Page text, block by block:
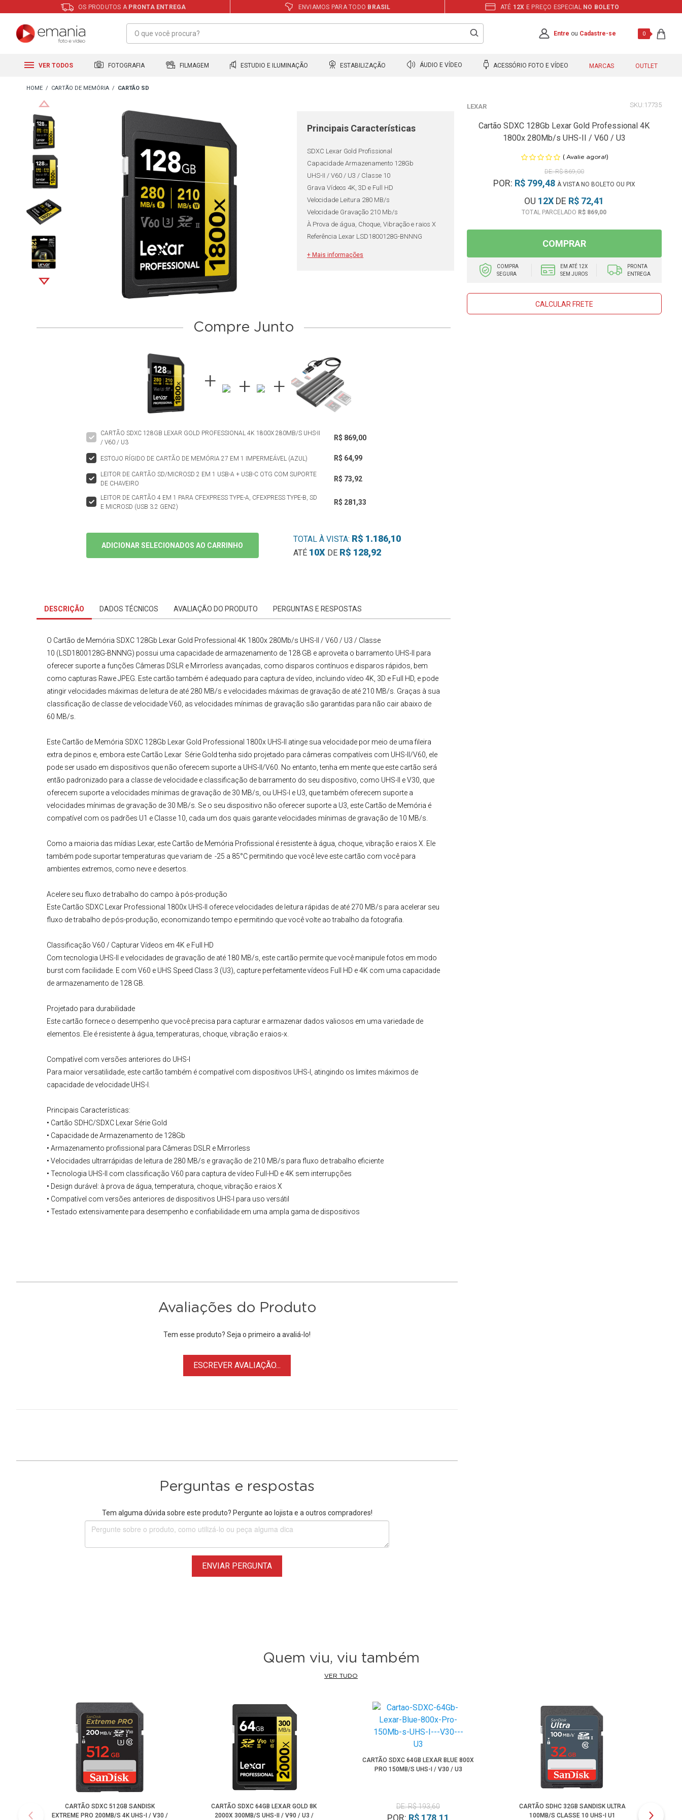
OS PRODUTOS A PRONTA ENTREGA ENVIAMOS PARA TODO BRASIL ATÉ 12X E PREÇO ESPECIAL NO BOLETO
Entre ou Cadastre-se 0
VER TODOS FOTOGRAFIA FILMAGEM ESTUDIO E ILUMINAÇÃO ESTABILIZAÇÃO ÁUDIO E VÍDEO ACESSÓRIO FOTO E VÍDEO MARCAS OUTLET
CARTÃO DE MEMÓRIA CARTÃO SD
Principais Características
SDXC Lexar Gold Profissional
Capacidade Armazenamento 128Gb
UHS-II / V60 / U3 / Classe 10
Grava Vídeos 4K, 3D e Full HD
Velocidade Leitura 280 MB/s
Velocidade Gravação 210 Mb/s
À Prova de água, Choque, Vibração e raios X
Referência Lexar LSD1800128G-BNNNG
+ Mais informações
LEXAR 17735
Cartão SDXC 128Gb Lexar Gold Professional 4K
1800x 280Mb/s UHS-II / V60 / U3
( Avalie agora!)
R$ 869,00
POR: R$ 799,48 À VISTA NO BOLETO OU PIX
OU 12X DE R$ 72,41
R$ 869,00
COMPRAR
COMPRA
SEGURA
EM ATÉ 12X
SEM JUROS
PRONTA
ENTREGA
CALCULAR FRETE
Compre Junto
CARTÃO SDXC 128GB LEXAR GOLD PROFESSIONAL 4K 1800X 280MB/S UHS-II
/ V60 / U3
R$ 869,00
ESTOJO RÍGIDO DE CARTÃO DE MEMÓRIA 27 EM 1 IMPERMEÁVEL (AZUL) R$ 64,99
LEITOR DE CARTÃO SD/MICROSD 2 EM 1 USB-A + USB-C OTG COM SUPORTE
DE CHAVEIRO
R$ 73,92
LEITOR DE CARTÃO 4 EM 1 PARA CFEXPRESS TYPE-A, CFEXPRESS TYPE-B, SD
E MICROSD (USB 3.2 GEN2)
R$ 281,33
ADICIONAR SELECIONADOS AO CARRINHO
TOTAL À VISTA: R$ 1.186,10
ATÉ 10X DE R$ 128,92
DESCRIÇÃO DADOS TÉCNICOS AVALIAÇÃO DO PRODUTO PERGUNTAS E RESPOSTAS
O Cartão de Memória SDXC 128Gb Lexar Gold Professional 4K 1800x 280Mb/s UHS-II / V60 / U3 / Classe
10 (LSD1800128G-BNNNG) possui uma capacidade de armazenamento de 128 GB e aproveita o barramento UHS-II para
oferecer suporte a funções Câmeras DSLR e Mirrorless avançadas, como disparos contínuos e disparos rápidos, bem
como capturas Rawe JPEG. Este cartão também é adequado para captura de vídeo, incluindo vídeo 4K, 3D e Full HD, e pode
atingir velocidades máximas de leitura de até 280 MB/s e velocidades máximas de gravação de até 210 MB/s. Graças à sua
classificação de classe de velocidade V60, as velocidades mínimas de gravação são garantidas para não cair abaixo de
60 MB/s.
Este Cartão de Memória SDXC 128Gb Lexar Gold Professional 1800x UHS-II atinge sua velocidade por meio de uma fileira
extra de pinos e, embora este Cartão Lexar Série Goldtenha sido projetado para câmeras compatíveis com UHS-II/V60, ele
pode ser usado em dispositivos que não oferecem suporte a UHS-II/V60. No entanto, tenha em mente que este cartão será
então padronizado para a classe de velocidade e classificação de barramento do seu dispositivo, como UHS-II e V30, que
oferecem suporte a velocidades mínimas de gravação de 30 MB/s, ou UHS-I e U3, que também oferecem suporte a
velocidades mínimas de gravação de 30 MB/s. Se o seu dispositivo não oferecer suporte a U3, este Cartão de Memória é
compatível com os padrões U1 e Classe 10, cada um dos quais garante velocidades mínimas de gravação de 10 MB/s.
Como a maioria das mídias Lexar, este Cartão de Memória Profissional é resistente à água, choque, vibração e raios X. Ele
também pode suportar temperaturas que variam de -25 a 85°C permitindo que você leve este cartão com você para
ambientes extremos, como neve e desertos.
Acelere seu fluxo de trabalho do campo à pós-produção
Este Cartão SDXC Lexar Professional 1800x UHS-II
oferece velocidades de leitura rápidas de até 270 MB/s para acelerar seu
fluxo de trabalho de pós-produção, economizando tempo e permitindo que você volte ao trabalho da fotografia.
Classificação V60 / Capturar Vídeos em 4K e Full HD
Com tecnologia UHS-II e velocidades de gravação de até 180 MB/s, este cartão permite que você manipule fotos em modo
burst com facilidade. E com V60 e UHS Speed Class 3 (U3), capture perfeitamente vídeos Full HD e 4K com uma capacidade
de armazenamento de 128 GB.
Projetado para durabilidade
Este cartão fornece o desempenho que você precisa para capturar e armazenar dados valiosos em uma variedade de
elementos. Ele é resistente à água, temperaturas, choque, vibração e raios-x.
Compatível com versões anteriores do UHS-I
Para maior versatilidade, este cartão também é compatível com dispositivos UHS-I, atingindo os limites máximos de
capacidade de velocidade UHS-I.
Principais Características:
• Cartão SDHC/SDXC Lexar Série Gold
• Capacidade de Armazenamento de 128Gb
• Armazenamento profissional para Câmeras DSLR e Mirrorless
• Velocidades ultrarrápidas de leitura de 280 MB/s e gravação de 210 MB/s para fluxo de trabalho eficiente
• Tecnologia UHS-II com classificação V60 para captura de vídeo Full-HD e 4K sem interrupções
• Design durável: à prova de água, temperatura, choque, vibração e raios X
• Compatível com versões anteriores de dispositivos UHS-I para uso versátil
• Testado extensivamente para desempenho e confiabilidade em uma ampla gama de dispositivos
Avaliações do Produto
Tem esse produto? Seja o primeiro a avaliá-lo!
ESCREVER AVALIAÇÃO...
Perguntas e respostas
Tem alguma dúvida sobre este produto? Pergunte ao lojista e a outros compradores!
ENVIAR PERGUNTA
Quem viu, viu também
VER TUDO
CARTÃO SDXC 512GB SANDISK
EXTREME PRO 200MB/S 4K UHS-I / V30 /
CARTÃO SDXC 64GB LEXAR GOLD 8K
2000X 300MB/S UHS-II / V90 / U3 /
CARTÃO SDXC 64GB LEXAR BLUE 800X
PRO 150MB/S UHS-I / V30 / U3
DE: R$ 193,60
POR: R$ 178,11
CARTÃO SDHC 32GB SANDISK ULTRA
100MB/S CLASSE 10 UHS-I U1